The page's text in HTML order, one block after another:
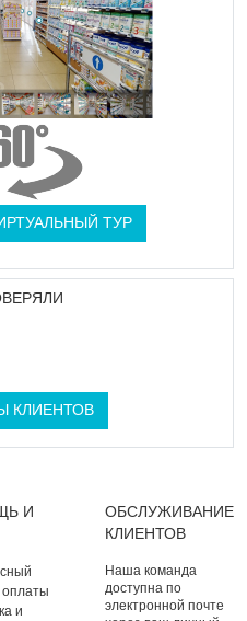
ТУР
КЛИЕНТОВ
И
и
ОБСЛУЖИВАНИЕ
КЛИЕНТОВ
Наша команда
доступна по
электронной почте